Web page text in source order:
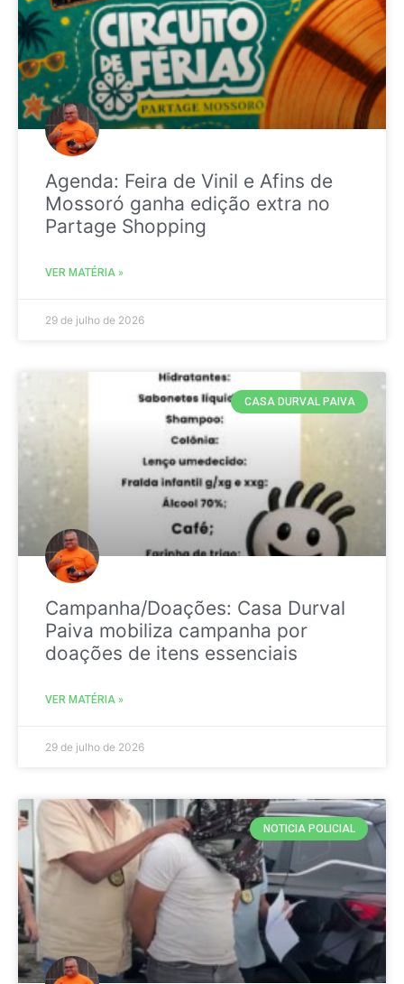
Agenda: Feira de Vinil e Afins de
Mossoró ganha edição extra no
Partage Shopping
VER MATÉRIA »
29 de julho de 2026
CASA DURVAL PAIVA
Campanha/Doações: Casa Durval
Paiva mobiliza campanha por
doações de itens essenciais
VER MATÉRIA »
29 de julho de 2026
NOTICIA POLICIAL